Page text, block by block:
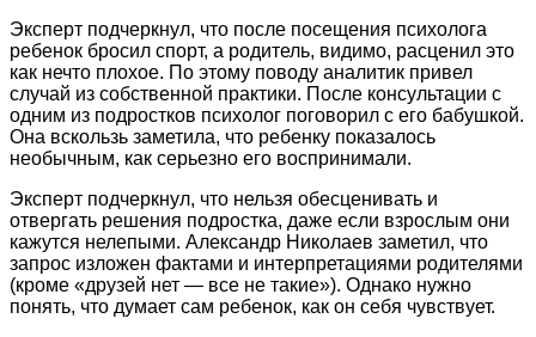
Эксперт подчеркнул, что после посещения психолога
ребенок бросил спорт, а родитель, видимо, расценил это
как нечто плохое. По этому поводу аналитик привел
случай из собственной практики. После консультации с
одним из подростков психолог поговорил с его бабушкой.
Она вскользь заметила, что ребенку показалось
необычным, как серьезно его воспринимали.
Эксперт подчеркнул, что нельзя обесценивать и
отвергать решения подростка, даже если взрослым они
кажутся нелепыми. Александр Николаев заметил, что
запрос изложен фактами и интерпретациями родителями
(кроме «друзей нет — все не такие»). Однако нужно
понять, что думает сам ребенок, как он себя чувствует.